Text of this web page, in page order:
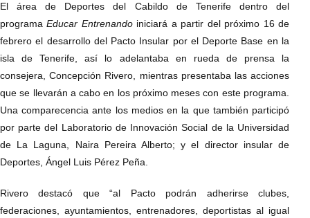
El área de Deportes del Cabildo de Tenerife dentro del
programaEducar Entrenandoiniciará a partir del próximo 16 de
febrero el desarrollo del Pacto Insular por el Deporte Base en la
isla de Tenerife, así lo adelantaba en rueda de prensa la
consejera, Concepción Rivero, mientras presentaba las acciones
que se llevarán a cabo en los próximo meses con este programa.
Una comparecencia ante los medios en la que también participó
por parte del Laboratorio de Innovación Social de la Universidad
de La Laguna, Naira Pereira Alberto; y el director insular de
Deportes, Ángel Luis Pérez Peña.
Rivero destacó que “al Pacto podrán adherirse clubes,
federaciones, ayuntamientos, entrenadores, deportistas al igual